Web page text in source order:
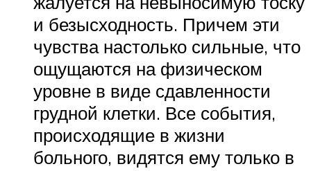
и безысходность. Причем эти
чувства настолько сильные, что
ощущаются на физическом
уровне в виде сдавленности
грудной клетки. Все события,
происходящие в жизни
больного, видятся ему только в